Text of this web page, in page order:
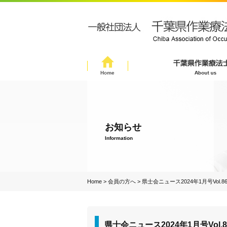
お知らせ
Information
Home > 会員の方へ > 県士会ニュース2024年1月号Vol.86
県士会ニュース2024年1月号